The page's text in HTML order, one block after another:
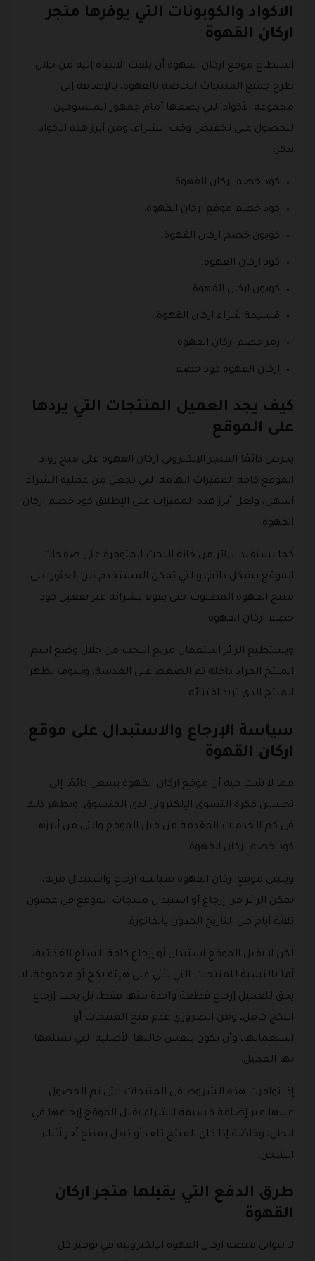
الاكواد والكوبونات التي يوفرها متجر
اركان القهوة
استطاع موقع اركان القهوة أن يلفت الانتباه إليه من خلال
طرح جميع المنتجات الخاصة بالقهوة، بالإضافة إلى
مجموعة الأكواد التي يضعها أمام جمهور المتسوقين
للحصول على تخفيض وقت الشراء، ومن أبرز هذه الاكواد
نذكر:
كود خصم اركان القهوة.
كود خصم موقع اركان القهوة.
كوبون خصم اركان القهوة.
كود اركان القهوة.
كوبون اركان القهوة.
قسيمة شراء اركان القهوة.
رمز خصم اركان القهوة.
اركان القهوة كود خصم.
كيف يجد العميل المنتجات التي يردها
على الموقع
يحرص دائمًا المتجر الإلكتروني اركان القهوة على منح رواد
الموقع كافة المميزات الهامة التي تجعل من عملية الشراء
أسهل، ولعل أبرز هذه المميزات على الإطلاق كود خصم اركان
القهوة.
كما يستفيد الزائر من خانة البحث المتوفرة على صفحات
الموقع بشكل دائم، والتي تمكن المستخدم من العثور على
منتج القهوة المطلوب حتى يقوم بشرائه عبر تفعيل كود
خصم اركان القهوة.
ويستطيع الزائر استعمال مربع البحث من خلال وضع اسم
المنتج المراد داخله ثم الضغط على العدسة، وسوف يظهر
المنتج الذي تريد اقتنائه.
سياسة الإرجاع والاستبدال على موقع
اركان القهوة
مما لا شك فيه أن موقع اركان القهوة يسعى دائمًا إلى
تحسين فكرة التسوق الإلكتروني لدى المتسوق، ويظهر ذلك
في كم الخدمات المقدمة من قبل الموقع والتي من أبرزها
كود خصم اركان القهوة.
ويتبنى موقع اركان القهوة سياسة ارجاع واستبدال مرنة،
تمكن الزائر من إرجاع أو استبدال منتجات الموقع في غضون
ثلاثة أيام من التاريخ المدون بالفاتورة.
لكن لا يقبل الموقع استبدال أو إرجاع كافة السلع الغذائية،
أما بالنسبة للمنتجات التي تأتي على هيئة بكج أو مجموعة، لا
يحق للعميل إرجاع قطعة واحدة منها فقط، بل يجب إرجاع
البكج كامل، ومن الضروري عدم فتح المنتجات أو
استعمالها، وأن تكون بنفس حالتها الأصلية التي تسلمها
بها العميل.
إذا توافرت هذه الشروط في المنتجات التي تم الحصول
عليها عبر إضافة قسيمة الشراء يقبل الموقع إرجاعها في
الحال، وخاصًة إذا كان المنتج تلف أو تبدل بمنتج آخر أثناء
الشحن.
طرق الدفع التي يقبلها متجر اركان
القهوة
لا تتوانى منصة اركان القهوة الإلكترونية في توفير كل